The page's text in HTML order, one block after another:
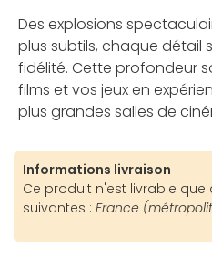
Des explosions
plus subtils, chaque détail
fidélité. Cette profondeur
films et vos jeux en
plus grandes salles de
Informations livraison
Ce produit n'est livrable
suivantes : France